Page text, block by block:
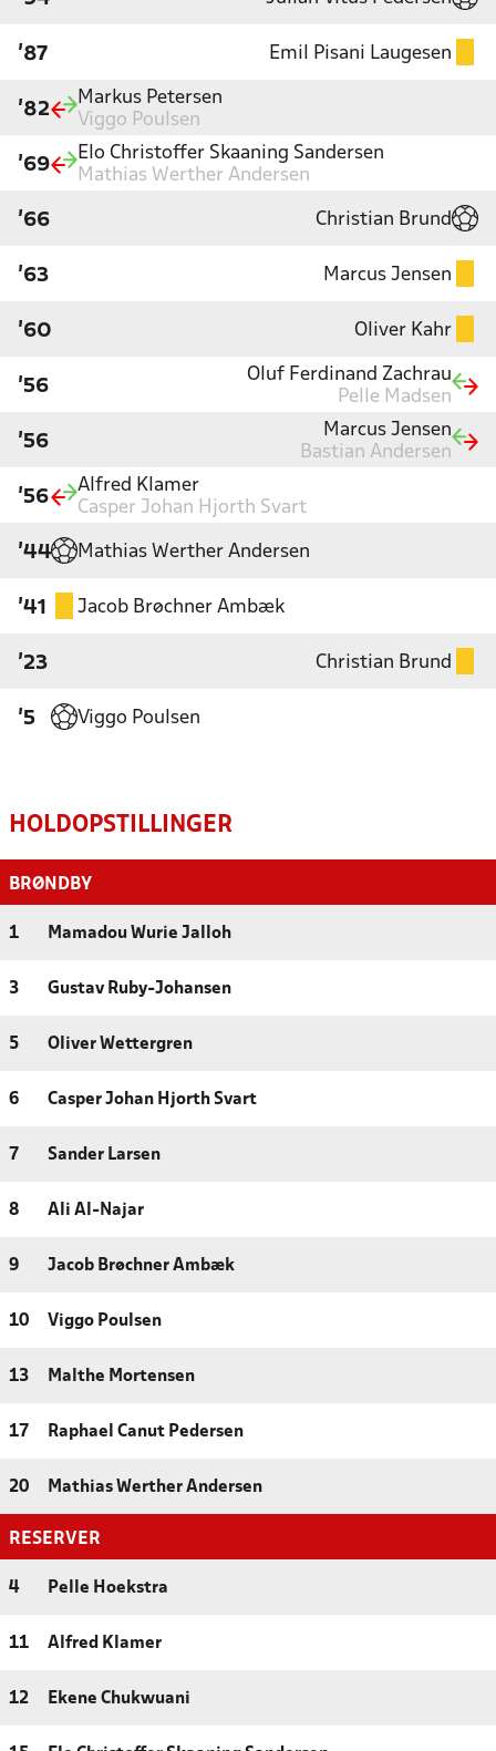
'87 Emil Pisani Laugesen
'82
Markus Petersen
Viggo Poulsen
'69
Elo Christoffer Skaaning Sandersen
Mathias Werther Andersen
'66 Christian Brund
'63 Marcus Jensen
'60 Oliver Kahr
'56
Oluf Ferdinand Zachrau
Pelle Madsen
'56
Marcus Jensen
Bastian Andersen
'56
Alfred Klamer
Casper Johan Hjorth Svart
'44 Mathias Werther Andersen
'41 Jacob Brøchner Ambæk
'23 Christian Brund
'5 Viggo Poulsen
HOLDOPSTILLINGER
BRØNDBY
1 Mamadou Wurie Jalloh
3 Gustav Ruby-Johansen
5 Oliver Wettergren
6 Casper Johan Hjorth Svart
7 Sander Larsen
8 Ali Al-Najar
9 Jacob Brøchner Ambæk
10 Viggo Poulsen
13 Malthe Mortensen
17 Raphael Canut Pedersen
20 Mathias Werther Andersen
RESERVER
4 Pelle Hoekstra
11 Alfred Klamer
12 Ekene Chukwuani